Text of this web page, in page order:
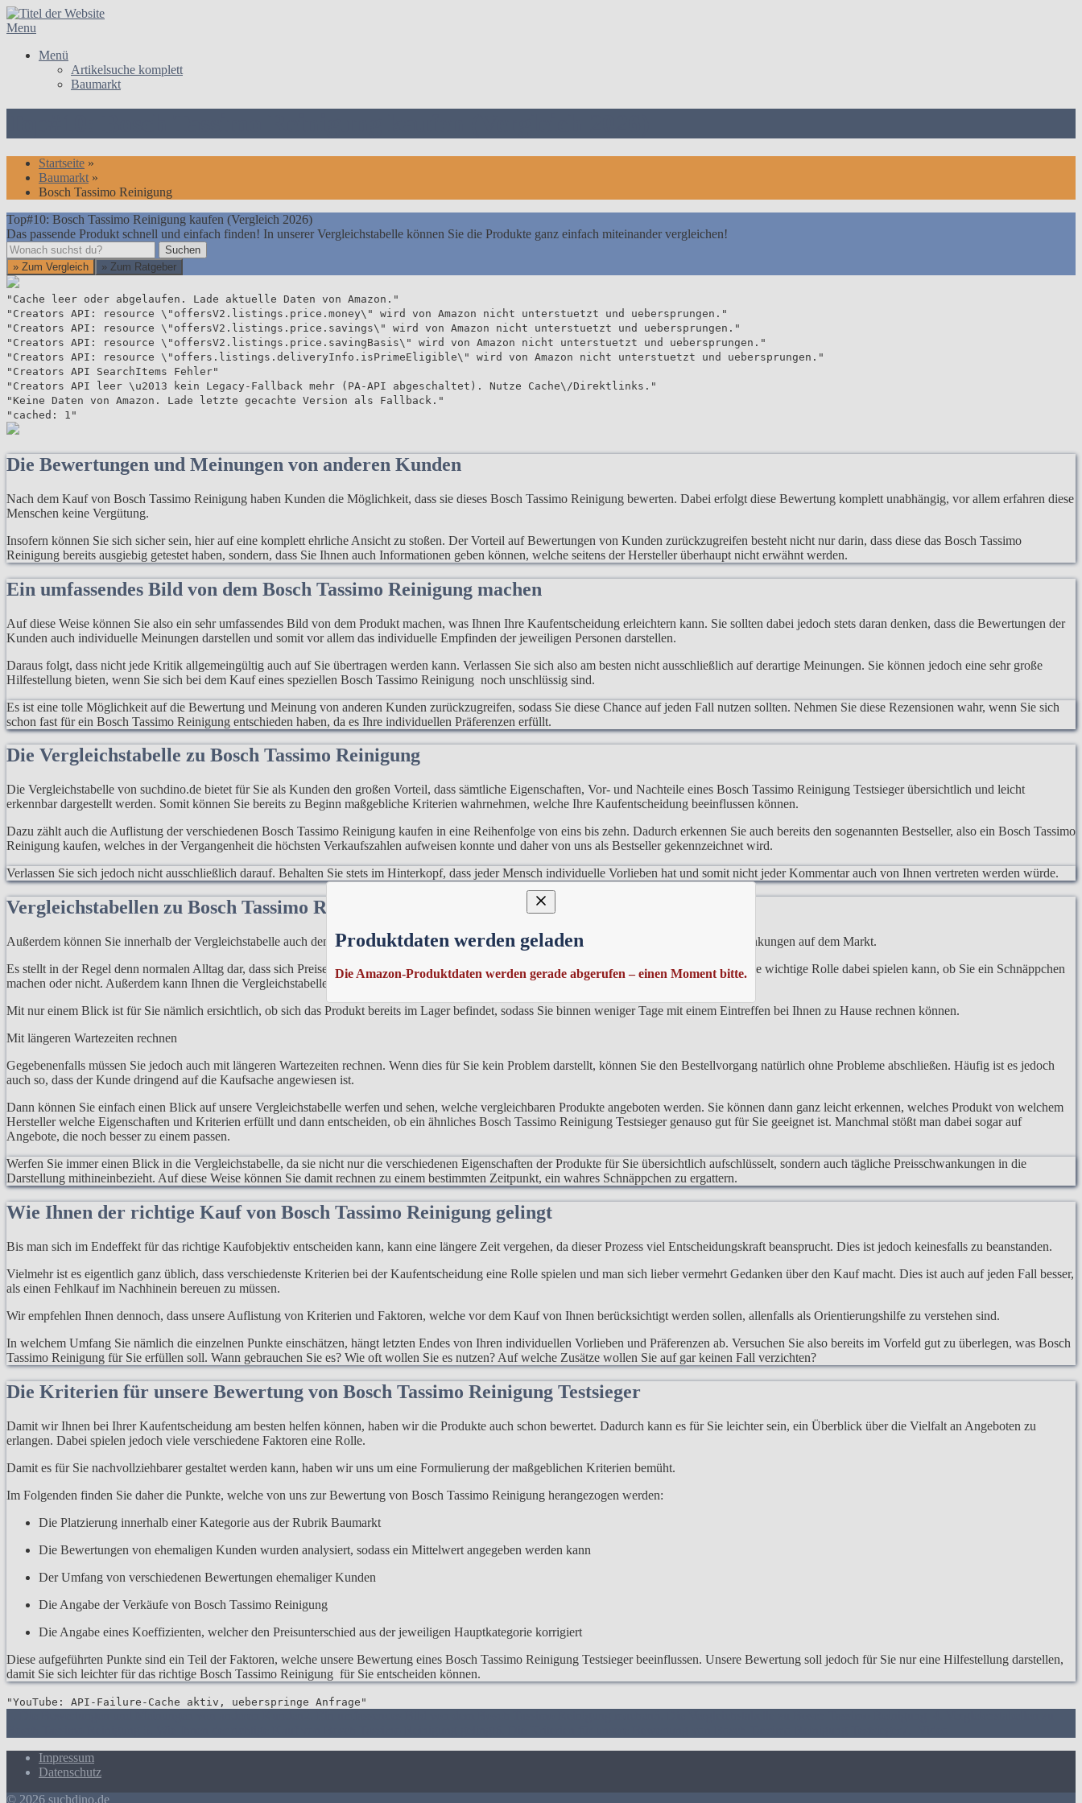
Skip
to
Menu
Menü
Artikelsuche komplett
Baumarkt
Startseite »
Baumarkt »
Bosch Tassimo Reinigung
Top#10: Bosch Tassimo Reinigung kaufen (Vergleich 2026)
Das passende Produkt schnell und einfach finden! In unserer Vergleichstabelle können Sie die Produkte ganz einfach miteinander vergleichen!
Suchen
Suchen
» Zum Vergleich
» Zum Ratgeber
"Cache leer oder abgelaufen. Lade aktuelle Daten von Amazon."
"Creators API: resource \"offersV2.listings.price.money\" wird von Amazon nicht unterstuetzt und uebersprungen."
"Creators API: resource \"offersV2.listings.price.savings\" wird von Amazon nicht unterstuetzt und uebersprungen."
"Creators API: resource \"offersV2.listings.price.savingBasis\" wird von Amazon nicht unterstuetzt und uebersprungen."
"Creators API: resource \"offers.listings.deliveryInfo.isPrimeEligible\" wird von Amazon nicht unterstuetzt und uebersprungen."
"Creators API SearchItems Fehler"
"Creators API leer \u2013 kein Legacy-Fallback mehr (PA-API abgeschaltet). Nutze Cache\/Direktlinks."
"Keine Daten von Amazon. Lade letzte gecachte Version als Fallback."
"cached: 1"
Produktdaten werden geladen
Die Amazon-Produktdaten werden gerade abgerufen – einen Moment bitte.
Die Bewertungen und Meinungen von anderen Kunden
Nach dem Kauf von Bosch Tassimo Reinigung haben Kunden die Möglichkeit, dass sie dieses Bosch Tassimo Reinigung bewerten. Dabei erfolgt diese Bewertung komplett unabhängig, vor allem erfahren diese
Menschen keine Vergütung.
Insofern können Sie sich sicher sein, hier auf eine komplett ehrliche Ansicht zu stoßen. Der Vorteil auf Bewertungen von Kunden zurückzugreifen besteht nicht nur darin, dass diese das Bosch Tassimo
Reinigung bereits ausgiebig getestet haben, sondern, dass Sie Ihnen auch Informationen geben können, welche seitens der Hersteller überhaupt nicht erwähnt werden.
Ein umfassendes Bild von dem Bosch Tassimo Reinigung machen
Auf diese Weise können Sie also ein sehr umfassendes Bild von dem Produkt machen, was Ihnen Ihre Kaufentscheidung erleichtern kann. Sie sollten dabei jedoch stets daran denken, dass die Bewertungen der
Kunden auch individuelle Meinungen darstellen und somit vor allem das individuelle Empfinden der jeweiligen Personen darstellen.
Daraus folgt, dass nicht jede Kritik allgemeingültig auch auf Sie übertragen werden kann. Verlassen Sie sich also am besten nicht ausschließlich auf derartige Meinungen. Sie können jedoch eine sehr große
Hilfestellung bieten, wenn Sie sich bei dem Kauf eines speziellen Bosch Tassimo Reinigung noch unschlüssig sind.
Es ist eine tolle Möglichkeit auf die Bewertung und Meinung von anderen Kunden zurückzugreifen, sodass Sie diese Chance auf jeden Fall nutzen sollten. Nehmen Sie diese Rezensionen wahr, wenn Sie sich
schon fast für ein Bosch Tassimo Reinigung entschieden haben, da es Ihre individuellen Präferenzen erfüllt.
Die Vergleichstabelle zu Bosch Tassimo Reinigung
Die Vergleichstabelle von suchdino.de bietet für Sie als Kunden den großen Vorteil, dass sämtliche Eigenschaften, Vor- und Nachteile eines Bosch Tassimo Reinigung Testsieger übersichtlich und leicht
erkennbar dargestellt werden. Somit können Sie bereits zu Beginn maßgebliche Kriterien wahrnehmen, welche Ihre Kaufentscheidung beeinflussen können.
Dazu zählt auch die Auflistung der verschiedenen Bosch Tassimo Reinigung kaufen in eine Reihenfolge von eins bis zehn. Dadurch erkennen Sie auch bereits den sogenannten Bestseller, also ein Bosch Tassimo
Reinigung kaufen, welches in der Vergangenheit die höchsten Verkaufszahlen aufweisen konnte und daher von uns als Bestseller gekennzeichnet wird.
Verlassen Sie sich jedoch nicht ausschließlich darauf. Behalten Sie stets im Hinterkopf, dass jeder Mensch individuelle Vorlieben hat und somit nicht jeder Kommentar auch von Ihnen vertreten werden würde.
Vergleichstabellen zu Bosch Tassimo Reinigung
Außerdem können Sie innerhalb der Vergleichstabelle auch den Preis erkennen. Dies ist vor allem relevant bei den immer vorhandenen Preisschwankungen auf dem Markt.
Es stellt in der Regel denn normalen Alltag dar, dass sich Preise nicht nur über Wochen hinweg ändern, sondern auch die Tageszeit des Einkaufs eine wichtige Rolle dabei spielen kann, ob Sie ein Schnäppchen
machen oder nicht. Außerdem kann Ihnen die Vergleichstabelle auch helfen, wenn Sie ein Bosch Tassimo Reinigung kaufen sehr schnell benötigen.
Mit nur einem Blick ist für Sie nämlich ersichtlich, ob sich das Produkt bereits im Lager befindet, sodass Sie binnen weniger Tage mit einem Eintreffen bei Ihnen zu Hause rechnen können.
Mit längeren Wartezeiten rechnen
Gegebenenfalls müssen Sie jedoch auch mit längeren Wartezeiten rechnen. Wenn dies für Sie kein Problem darstellt, können Sie den Bestellvorgang natürlich ohne Probleme abschließen. Häufig ist es jedoch
auch so, dass der Kunde dringend auf die Kaufsache angewiesen ist.
Dann können Sie einfach einen Blick auf unsere Vergleichstabelle werfen und sehen, welche vergleichbaren Produkte angeboten werden. Sie können dann ganz leicht erkennen, welches Produkt von welchem
Hersteller welche Eigenschaften und Kriterien erfüllt und dann entscheiden, ob ein ähnliches Bosch Tassimo Reinigung Testsieger genauso gut für Sie geeignet ist. Manchmal stößt man dabei sogar auf
Angebote, die noch besser zu einem passen.
Werfen Sie immer einen Blick in die Vergleichstabelle, da sie nicht nur die verschiedenen Eigenschaften der Produkte für Sie übersichtlich aufschlüsselt, sondern auch tägliche Preisschwankungen in die
Darstellung mithineinbezieht. Auf diese Weise können Sie damit rechnen zu einem bestimmten Zeitpunkt, ein wahres Schnäppchen zu ergattern.
Wie Ihnen der richtige Kauf von Bosch Tassimo Reinigung gelingt
Bis man sich im Endeffekt für das richtige Kaufobjektiv entscheiden kann, kann eine längere Zeit vergehen, da dieser Prozess viel Entscheidungskraft beansprucht. Dies ist jedoch keinesfalls zu beanstanden.
Vielmehr ist es eigentlich ganz üblich, dass verschiedenste Kriterien bei der Kaufentscheidung eine Rolle spielen und man sich lieber vermehrt Gedanken über den Kauf macht. Dies ist auch auf jeden Fall besser,
als einen Fehlkauf im Nachhinein bereuen zu müssen.
Wir empfehlen Ihnen dennoch, dass unsere Auflistung von Kriterien und Faktoren, welche vor dem Kauf von Ihnen berücksichtigt werden sollen, allenfalls als Orientierungshilfe zu verstehen sind.
In welchem Umfang Sie nämlich die einzelnen Punkte einschätzen, hängt letzten Endes von Ihren individuellen Vorlieben und Präferenzen ab. Versuchen Sie also bereits im Vorfeld gut zu überlegen, was Bosch
Tassimo Reinigung für Sie erfüllen soll. Wann gebrauchen Sie es? Wie oft wollen Sie es nutzen? Auf welche Zusätze wollen Sie auf gar keinen Fall verzichten?
Die Kriterien für unsere Bewertung von Bosch Tassimo Reinigung Testsieger
Damit wir Ihnen bei Ihrer Kaufentscheidung am besten helfen können, haben wir die Produkte auch schon bewertet. Dadurch kann es für Sie leichter sein, ein Überblick über die Vielfalt an Angeboten zu
erlangen. Dabei spielen jedoch viele verschiedene Faktoren eine Rolle.
Damit es für Sie nachvollziehbarer gestaltet werden kann, haben wir uns um eine Formulierung der maßgeblichen Kriterien bemüht.
Im Folgenden finden Sie daher die Punkte, welche von uns zur Bewertung von Bosch Tassimo Reinigung herangezogen werden:
Die Platzierung innerhalb einer Kategorie aus der Rubrik Baumarkt
Die Bewertungen von ehemaligen Kunden wurden analysiert, sodass ein Mittelwert angegeben werden kann
Der Umfang von verschiedenen Bewertungen ehemaliger Kunden
Die Angabe der Verkäufe von Bosch Tassimo Reinigung
Die Angabe eines Koeffizienten, welcher den Preisunterschied aus der jeweiligen Hauptkategorie korrigiert
Diese aufgeführten Punkte sind ein Teil der Faktoren, welche unsere Bewertung eines Bosch Tassimo Reinigung Testsieger beeinflussen. Unsere Bewertung soll jedoch für Sie nur eine Hilfestellung darstellen,
damit Sie sich leichter für das richtige Bosch Tassimo Reinigung für Sie entscheiden können.
"YouTube: API-Failure-Cache aktiv, ueberspringe Anfrage"
Impressum
Datenschutz
© 2026 suchdino.de